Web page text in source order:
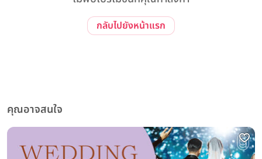
กลับไปยังหน้าแรก
คุณอาจสนใจ